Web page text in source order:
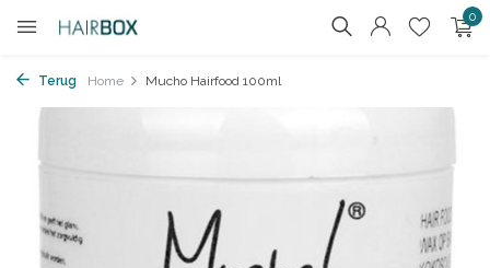
0
Terug Home Mucho Hairfood 100ml